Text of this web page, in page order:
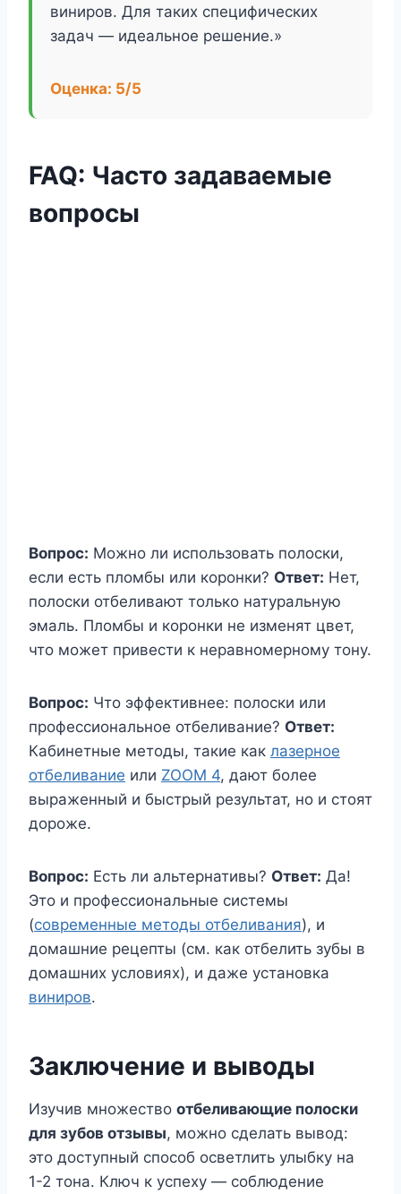
виниров. Для таких специфических
задач — идеальное решение.»
Оценка: 5/5
FAQ: Часто задаваемые
вопросы
Вопрос: Можно ли использовать полоски,
если есть пломбы или коронки? Ответ: Нет,
полоски отбеливают только натуральную
эмаль. Пломбы и коронки не изменят цвет,
что может привести к неравномерному тону.
Вопрос: Что эффективнее: полоски или
профессиональное отбеливание? Ответ:
Кабинетные методы, такие как лазерное
отбеливание или ZOOM 4, дают более
выраженный и быстрый результат, но и стоят
дороже.
Вопрос: Есть ли альтернативы? Ответ: Да!
Это и профессиональные системы
(современные методы отбеливания), и
домашние рецепты (см. как отбелить зубы в
домашних условиях), и даже установка
виниров.
Заключение и выводы
Изучив множество отбеливающие полоски
для зубов отзывы, можно сделать вывод:
это доступный способ осветлить улыбку на
1-2 тона. Ключ к успеху — соблюдение